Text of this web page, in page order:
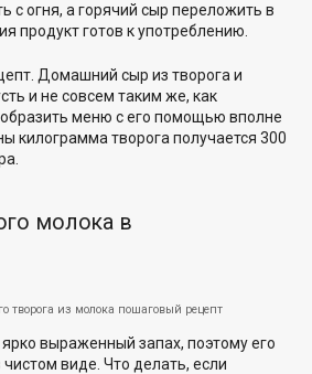
с огня, а горячий сыр переложить в
продукт готов к употреблению.
Домашний сыр из творога и
и не совсем таким же, как
меню с его помощью вполне
килограмма творога получается 300
молока в
творога из молока пошаговый рецепт
выраженный запах, поэтому его
виде. Что делать, если